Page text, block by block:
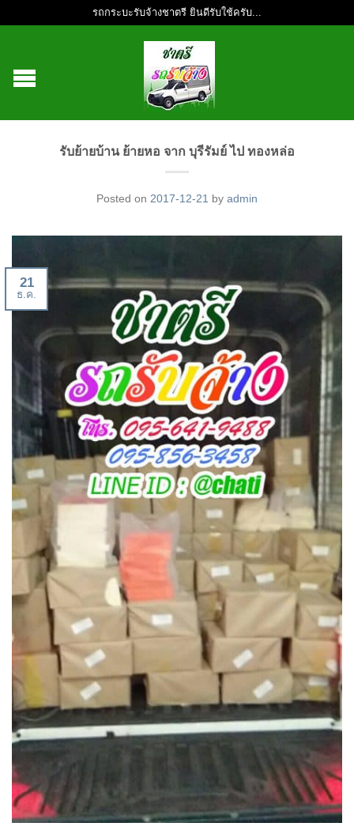
รถกระบะรับจ้างชาตรี ยินดีรับใช้ครับ...
รับย้ายบ้าน ย้ายหอ จาก บุรีรัมย์ ไป ทองหล่อ
Posted on 2017-12-21 by admin
21
ธ.ค.